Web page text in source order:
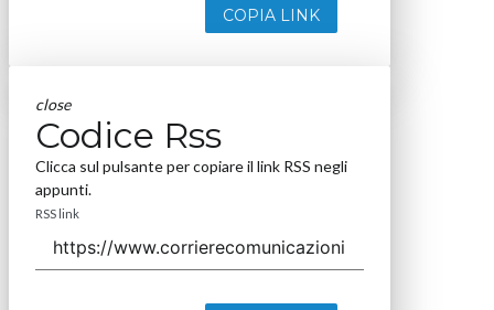
COPIA LINK
close
Codice Rss
Clicca sul pulsante per copiare il link RSS negli
appunti.
RSS link